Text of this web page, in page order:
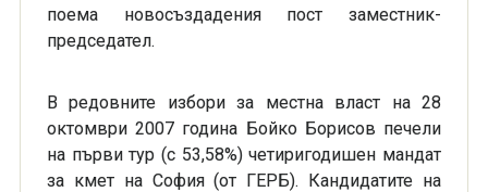
поема новосъздадения пост заместник-
председател.
В редовните избори за местна власт на 28
октомври 2007 година Бойко Борисов печели
на първи тур (с 53,58%) четиригодишен мандат
за кмет на София (от ГЕРБ). Кандидатите на